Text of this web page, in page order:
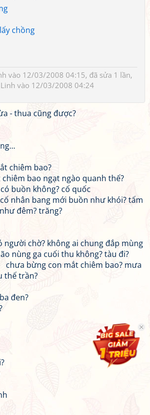
chồng
vào 12/03/2008 04:15, đã sửa 1 lần,
vào 12/03/2008 04:24
- thua cũng được?
chiêm bao?
bao ngạt ngào quanh thế?
buồn không? cố quốc
mới buồn như khói? tấm
đêm? trăng?
người chờ? không ai chung đắp mùng
nùng ga cuối thu không? tàu đi?
mắt chiêm bao? mưa
thế trần?
đen?